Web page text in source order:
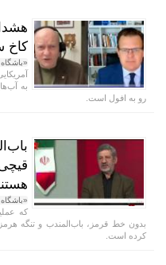
کاخ
به
رو به افول است.
که
بدون خط قرمز، باب‌المندب و تنگه
کرده است.